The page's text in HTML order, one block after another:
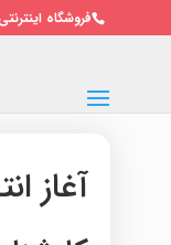
فروشگاه اینترنتی پرواز
آغاز